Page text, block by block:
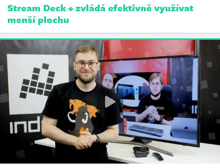
Stream Deck + zvládá efektivně využívat
menší plochu